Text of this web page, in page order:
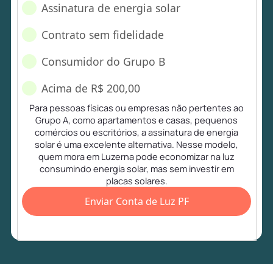
Assinatura de energia solar
Contrato sem fidelidade
Consumidor do Grupo B
Acima de R$ 200,00
Para pessoas físicas ou empresas não pertentes ao
Grupo A, como apartamentos e casas, pequenos
comércios ou escritórios, a assinatura de energia
solar é uma excelente alternativa. Nesse modelo,
quem mora em Luzerna pode economizar na luz
consumindo energia solar, mas sem investir em
placas solares.
Enviar Conta de Luz PF